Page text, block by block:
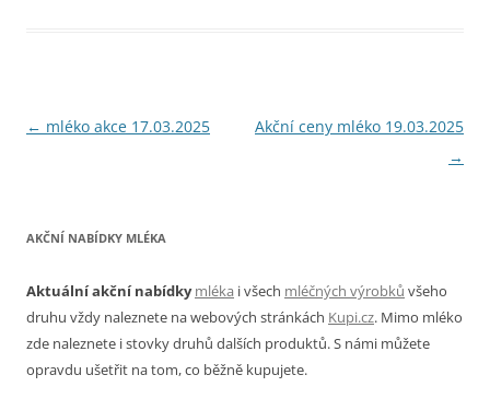
Navigace
← mléko akce 17.03.2025
Akční ceny mléko 19.03.2025
→
AKČNÍ NABÍDKY MLÉKA
Aktuální akční nabídky mléka i všech mléčných výrobků všeho
druhu vždy naleznete na webových stránkách Kupi.cz. Mimo mléko
zde naleznete i stovky druhů dalších produktů. S námi můžete
opravdu ušetřit na tom, co běžně kupujete.